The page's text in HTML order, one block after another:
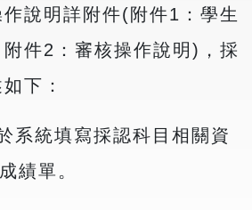
說明詳附件(附件1：學生
件2：審核操作說明)，採
下：
系統填寫採認科目相關資
績單。